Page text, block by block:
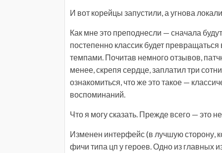
И вот корейцы запустили, а угнова
Как мне это преподнесли — сначала
постепенно классик будет
темпами. Почитав немного отзывов,
менее, скрепя сердце, заплатил три
ознакомиться, что же это такое —
воспоминаний.
Что я могу сказать. Прежде всего — это
Изменен интерфейс (в лучшую сторону,
фичи типа цп у героев. Одно из главных